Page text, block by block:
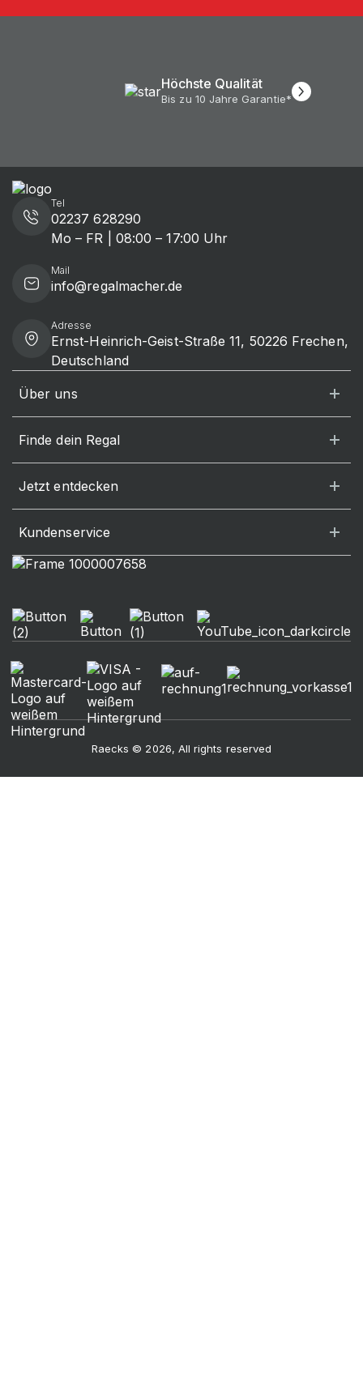
Höchste Qualität
Bis zu 10 Jahre Garantie*
Tel
02237 628290
Mo – FR | 08:00 – 17:00 Uhr
Mail
info@regalmacher.de
Adresse
Ernst-Heinrich-Geist-Straße 11, 50226 Frechen,
Deutschland
Über uns
Finde dein Regal
Jetzt entdecken
Kundenservice
Raecks © 2026, All rights reserved